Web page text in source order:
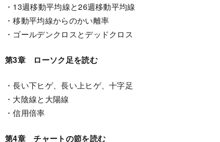
・13週移動平均線と26週移動平均線
・移動平均線からのかい離率
・ゴールデンクロスとデッドクロス
第3章 ローソク足を読む
・長い下ヒゲ、長い上ヒゲ、十字足
・大陰線と大陽線
・信用倍率
第4章 チャートの節を読む